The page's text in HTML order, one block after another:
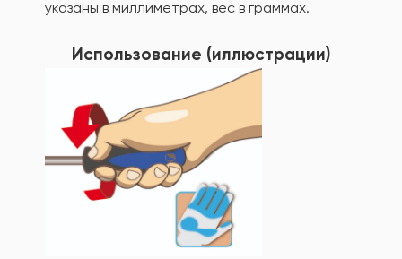
указаны в миллиметрах, вес в граммах.
Использование (иллюстрации)